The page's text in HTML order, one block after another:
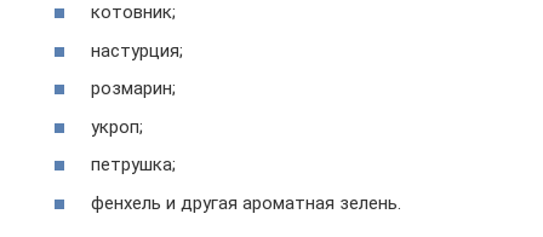
котовник;
настурция;
розмарин;
укроп;
петрушка;
фенхель и другая ароматная зелень.